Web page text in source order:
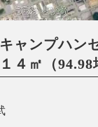
キャンプハ
㎡（94.98